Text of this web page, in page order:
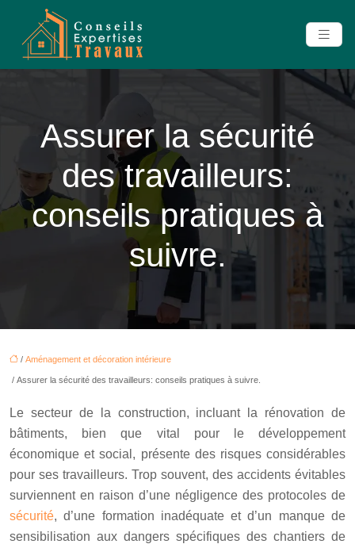
Assurer la sécurité
des travailleurs:
conseils pratiques à
suivre.
/ Aménagement et décoration intérieure
/ Assurer la sécurité des travailleurs: conseils pratiques à suivre.
Le secteur de la construction, incluant la rénovation de
bâtiments, bien que vital pour le développement
économique et social, présente des risques considérables
pour ses travailleurs. Trop souvent, des accidents évitables
surviennent en raison d’une négligence des protocoles de
sécurité, d’une formation inadéquate et d’un manque de
sensibilisation aux dangers spécifiques des chantiers de